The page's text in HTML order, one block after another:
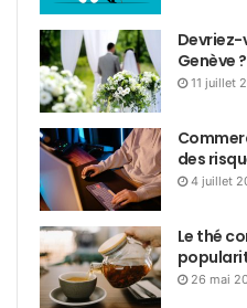
Devriez-
Genève ?
11 juillet
des
4 juillet
Le thé
26 mai